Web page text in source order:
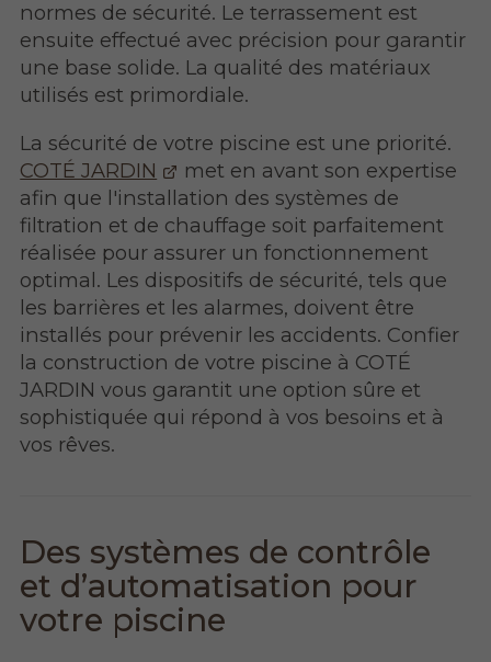
normes de sécurité. Le terrassement est
ensuite effectué avec précision pour garantir
une base solide. La qualité des matériaux
utilisés est primordiale.
La sécurité de votre piscine est une priorité.
COTÉ JARDIN
met en avant son expertise
afin que l'installation des systèmes de
filtration et de chauffage soit parfaitement
réalisée pour assurer un fonctionnement
optimal. Les dispositifs de sécurité, tels que
les barrières et les alarmes, doivent être
installés pour prévenir les accidents. Confier
la construction de votre piscine à COTÉ
JARDIN vous garantit une option sûre et
sophistiquée qui répond à vos besoins et à
vos rêves.
Des systèmes de contrôle
et d’automatisation pour
votre piscine